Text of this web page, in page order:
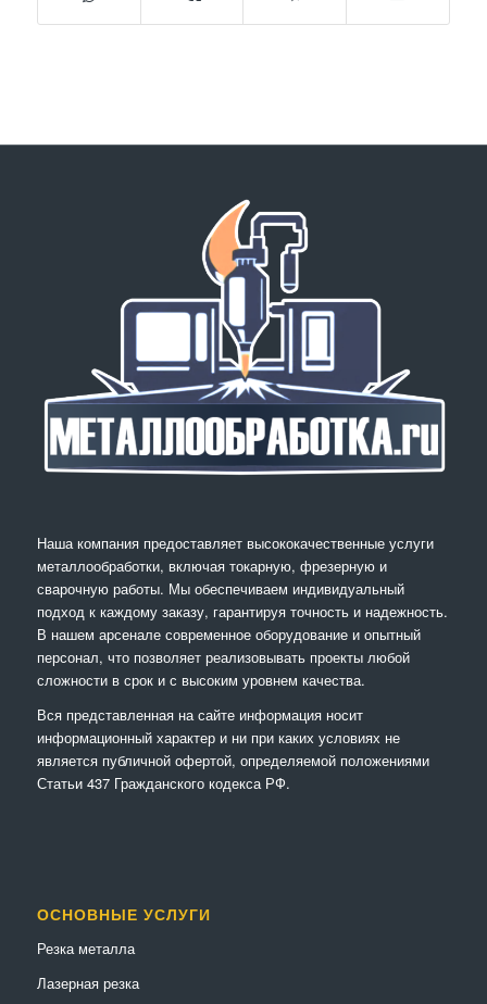
Наша компания предоставляет высококачественные услуги
металлообработки, включая токарную, фрезерную и
сварочную работы. Мы обеспечиваем индивидуальный
подход к каждому заказу, гарантируя точность и надежность.
В нашем арсенале современное оборудование и опытный
персонал, что позволяет реализовывать проекты любой
сложности в срок и с высоким уровнем качества.
Вся представленная на сайте информация носит
информационный характер и ни при каких условиях не
является публичной офертой, определяемой положениями
Статьи 437 Гражданского кодекса РФ.
ОСНОВНЫЕ УСЛУГИ
Резка металла
Лазерная резка